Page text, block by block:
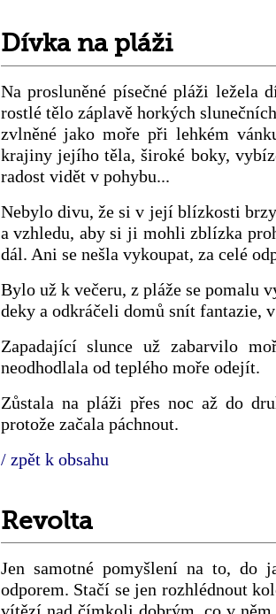
Dívka na pláži
Na prosluněné písečné pláži ležela
rostlé tělo záplavě horkých
zvlněné jako moře při lehkém
krajiny jejího těla, široké boky,
radost vidět v pohybu...
Nebylo divu, že si v její blízkosti
a vzhledu, aby si ji mohli zblízka
dál. Ani se nešla vykoupat, za celé
Bylo už k večeru, z pláže se
deky a odkráčeli domů snít fantazie,
Zapadající slunce už zabarvilo
neodhodlala od teplého moře odejít.
Zůstala na pláži přes noc až do
protože začala páchnout.
/ zpět k obsahu
Revolta
Jen samotné pomyšlení na to, do
odporem. Stačí se jen rozhlédnout